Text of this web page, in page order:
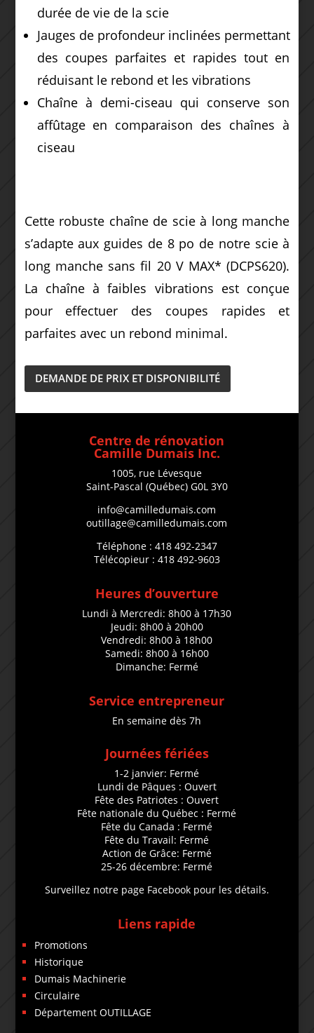
durée de vie de la scie
Jauges de profondeur inclinées permettant
des coupes parfaites et rapides tout en
réduisant le rebond et les vibrations
Chaîne à demi-ciseau qui conserve son
affûtage en comparaison des chaînes à
ciseau
Cette robuste chaîne de scie à long manche
s’adapte aux guides de 8 po de notre scie à
long manche sans fil 20 V MAX* (DCPS620).
La chaîne à faibles vibrations est conçue
pour effectuer des coupes rapides et
parfaites avec un rebond minimal.
DEMANDE DE PRIX ET DISPONIBILITÉ
Centre de rénovation
Camille Dumais Inc.
1005, rue Lévesque
Saint-Pascal (Québec) G0L 3Y0
info@camilledumais.com
outillage@camilledumais.com
Téléphone : 418 492-2347
Télécopieur : 418 492-9603
Heures d’ouverture
Lundi à Mercredi: 8h00 à 17h30
Jeudi: 8h00 à 20h00
Vendredi: 8h00 à 18h00
Samedi: 8h00 à 16h00
Dimanche: Fermé
Service entrepreneur
En semaine dès 7h
Journées fériées
1-2 janvier: Fermé
Lundi de Pâques : Ouvert
Fête des Patriotes : Ouvert
Fête nationale du Québec : Fermé
Fête du Canada : Fermé
Fête du Travail: Fermé
Action de Grâce: Fermé
25-26 décembre: Fermé
Surveillez notre page Facebook pour les détails.
Liens rapide
Promotions
Historique
Dumais Machinerie
Circulaire
Département OUTILLAGE